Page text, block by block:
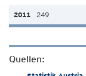
249
Quellen: